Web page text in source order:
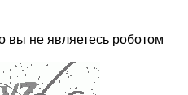
вы не являетесь роботом